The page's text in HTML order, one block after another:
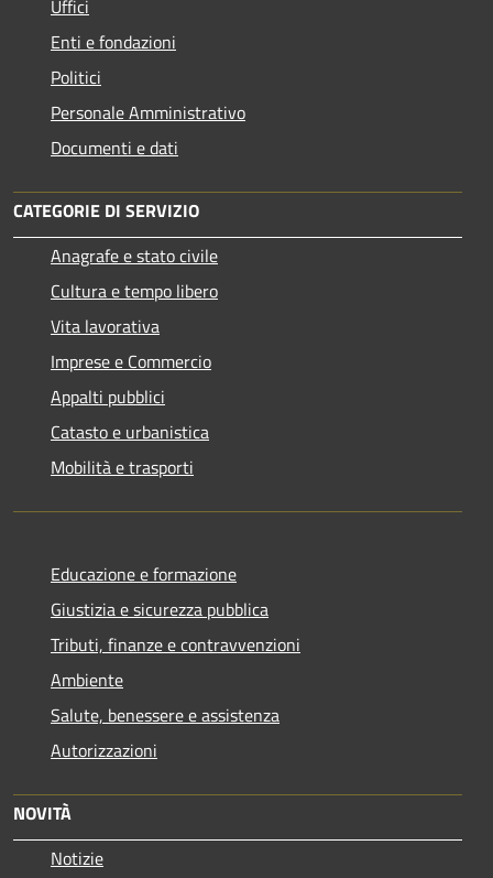
Uffici
Enti e fondazioni
Politici
Personale Amministrativo
Documenti e dati
CATEGORIE DI SERVIZIO
Anagrafe e stato civile
Cultura e tempo libero
Vita lavorativa
Imprese e Commercio
Appalti pubblici
Catasto e urbanistica
Mobilità e trasporti
Educazione e formazione
Giustizia e sicurezza pubblica
Tributi, finanze e contravvenzioni
Ambiente
Salute, benessere e assistenza
Autorizzazioni
NOVITÀ
Notizie